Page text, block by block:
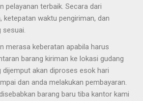
pelayanan terbaik. Secara dari
ketepatan waktu pengiriman, dan
sesuai.
merasa keberatan apabila harus
barang kiriman ke lokasi gudang
dijemput akan diproses esok hari
dan anda melakukan pembayaran.
barang baru tiba kantor kami